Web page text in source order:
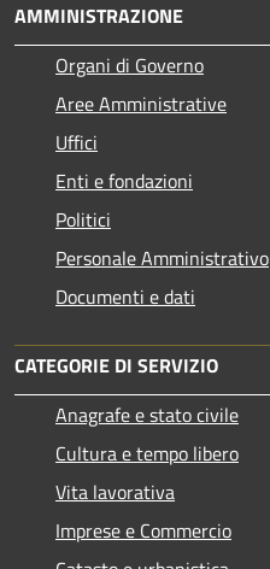
AMMINISTRAZIONE
Organi di Governo
Aree Amministrative
Uffici
Enti e fondazioni
Politici
Personale Amministrativo
Documenti e dati
CATEGORIE DI SERVIZIO
Anagrafe e stato civile
Cultura e tempo libero
Vita lavorativa
Imprese e Commercio